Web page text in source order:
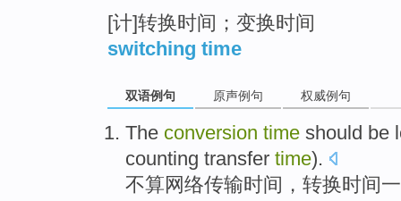
[计]转换时间；变换时间
switching time
双语例句 原声例句 权威例句
The conversion time should be
counting transfer time).
不算网络传输时间 ， 转换时间